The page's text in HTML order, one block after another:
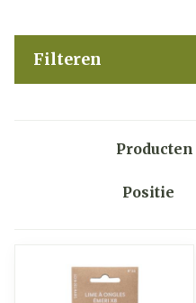
Filteren
Producten
Sorteer op: